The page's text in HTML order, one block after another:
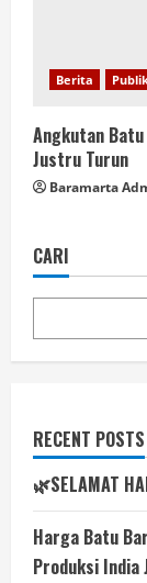
Berita
Angkutan
Justru Turun
Baramarta
CARI
RECENT POSTS
🌿SELAMAT
Harga Batu
Produksi India